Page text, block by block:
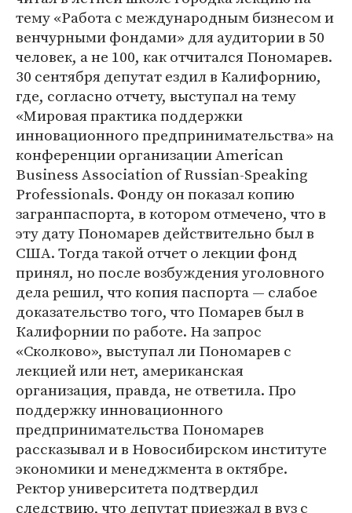
тему «Работа с международным бизнесом и
венчурными фондами» для аудитории в 50
человек, а не 100, как отчитался Пономарев.
30 сентября депутат ездил в Калифорнию,
где, согласно отчету, выступал на тему
«Мировая практика поддержки
инновационного предпринимательства» на
конференции организации American
Business Association of Russian-Speaking
Professionals. Фонду он показал копию
загранпаспорта, в котором отмечено, что в
эту дату Пономарев действительно был в
США. Тогда такой отчет о лекции фонд
принял, но после возбуждения уголовного
дела решил, что копия паспорта ― слабое
доказательство того, что Помарев был в
Калифорнии по работе. На запрос
«Сколково», выступал ли Пономарев с
лекцией или нет, американская
организация, правда, не ответила. Про
поддержку инновационного
предпринимательства Пономарев
рассказывал и в Новосибирском институте
экономики и менеджмента в октябре.
Ректор университета подтвердил
следствию, что депутат приезжал в вуз с